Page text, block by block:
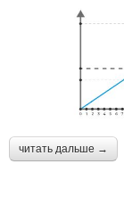
читать дальше →